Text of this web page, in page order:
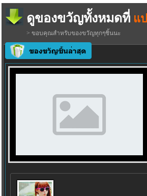
ดูของขวัญทั้งหมดที่ แ
> ขอบคุณสำหรับของขวัญทุกๆชิ้นนะ